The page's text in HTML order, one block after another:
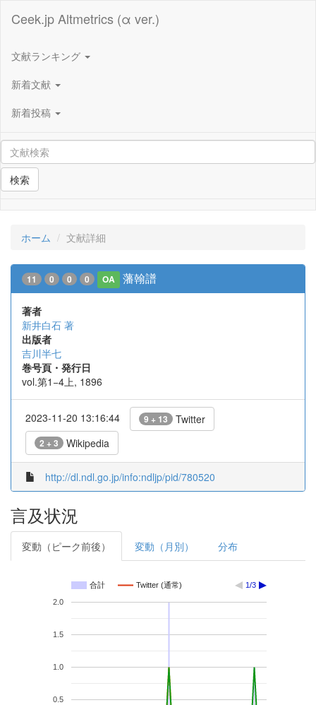
Ceek.jp Altmetrics (α ver.)
文献ランキング
新着文献
新着投稿
検索
ホーム 文献詳細
11 0 0 0 OA 藩翰譜
著者
新井白石 著
出版者
吉川半七
巻号頁・発行日
vol.第1−4上, 1896
2023-11-20 13:16:44 9 + 13 Twitter
2 + 3 Wikipedia
http://dl.ndl.go.jp/info:ndljp/pid/780520
言及状況
変動（ピーク前後） 変動（月別） 分布
合計 Twitter (通常) 1/3
0.5
1.0
1.5
2.0